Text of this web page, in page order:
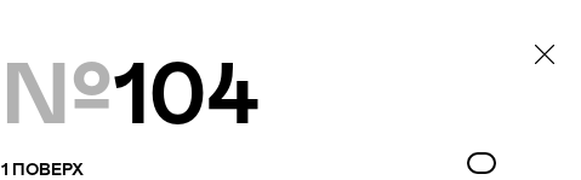
№104
1 ПОВЕРХ